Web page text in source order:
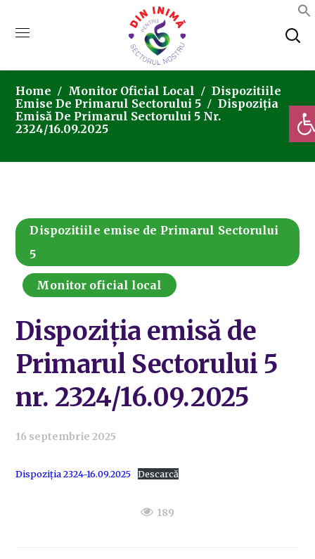
Home Monitor Oficial Local
Dispozitiile
Emise De Primarul Sectorului 5
Dispoziția
Emisă De Primarul Sectorului 5 Nr.
2324/16.09.2025
Dispozitiile emise de Primarul Sectorului
5
Monitor oficial local
Dispoziția emisă de
Primarul Sectorului 5
nr. 2324/16.09.2025
16 septembrie 2025
Dispoziția 2324-16.09.2025 Descarcă
189